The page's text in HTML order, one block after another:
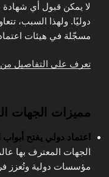
لا يمكن قبول أي شهادة
دوليًا. ولهذا السبب،
مسجّلة في هيئات
تعرف على التفاصيل من
مميزات الجهات
اعتماد دولي يفتح أبواب
الجهات المعترف بها
مؤسسات دولية وتُعزز